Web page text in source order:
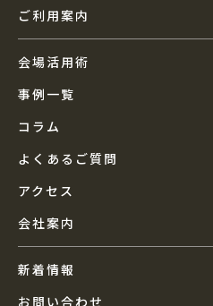
ご利用案内
会場活用術
事例一覧
コラム
よくあるご質問
アクセス
会社案内
新着情報
お問い合わせ